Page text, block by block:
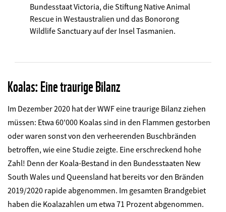
Bundesstaat Victoria, die Stiftung Native Animal
Rescue in Westaustralien und das Bonorong
Wildlife Sanctuary auf der Insel Tasmanien.
Koalas: Eine traurige Bilanz
Im Dezember 2020 hat der WWF eine traurige Bilanz ziehen
müssen: Etwa 60'000 Koalas sind in den Flammen gestorben
oder waren sonst von den verheerenden Buschbränden
betroffen, wie eine Studie zeigte. Eine erschreckend hohe
Zahl! Denn der Koala-Bestand in den Bundesstaaten New
South Wales und Queensland hat bereits vor den Bränden
2019/2020 rapide abgenommen. Im gesamten Brandgebiet
haben die Koalazahlen um etwa 71 Prozent abgenommen.